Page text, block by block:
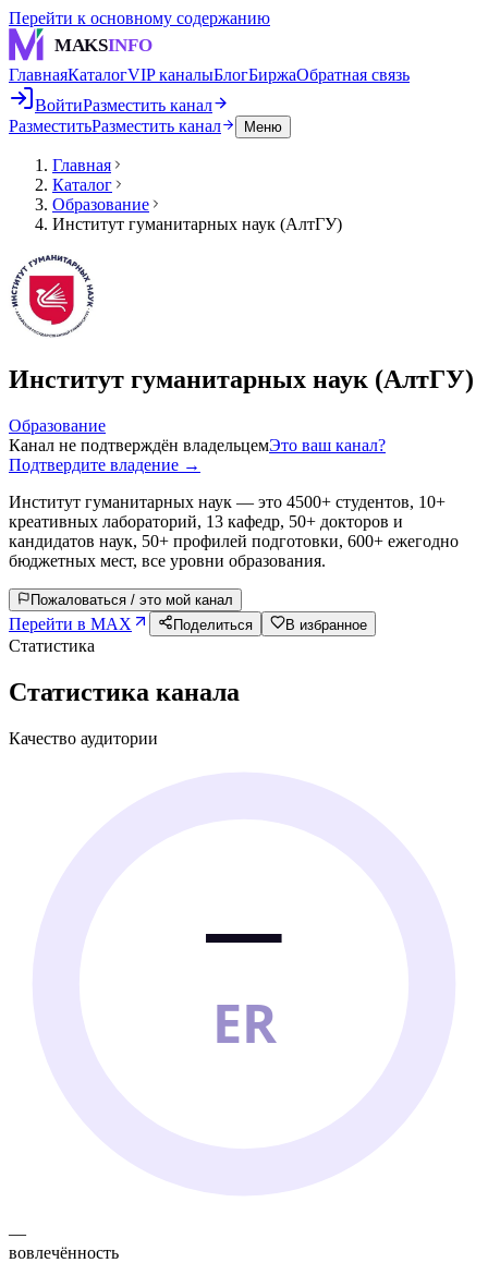
Перейти к основному содержанию
MAKSINFO
ГлавнаяКаталогVIP каналыБлогБиржаОбратная связь
ВойтиРазместить канал
РазместитьРазместить канал Меню
Главная
Каталог
Образование
Институт гуманитарных наук (АлтГУ)
Институт гуманитарных наук (АлтГУ)
Образование
Канал не подтверждён владельцемЭто ваш канал?
Подтвердите владение →
Институт гуманитарных наук — это 4500+ студентов, 10+
креативных лабораторий, 13 кафедр, 50+ докторов и
кандидатов наук, 50+ профилей подготовки, 600+ ежегодно
бюджетных мест, все уровни образования.
Пожаловаться / это мой канал
Перейти в MAX Поделиться В избранное
Статистика
Статистика канала
Качество аудитории
—
ER
—
вовлечённость